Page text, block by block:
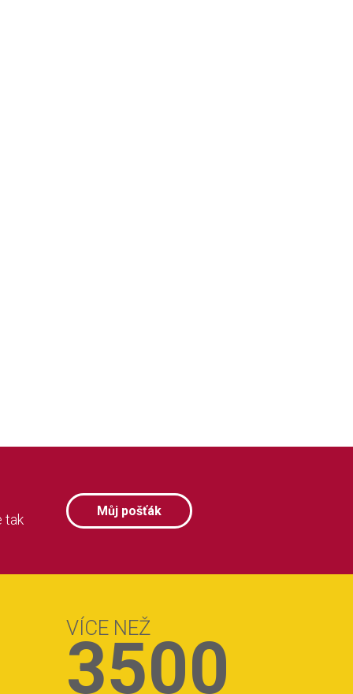
tak
Můj pošťák
VÍCE NEŽ
3500